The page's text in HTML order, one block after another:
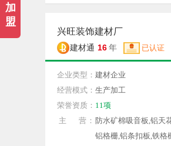
兴旺装饰建材厂
建材通 16 年 已认证
企业类型： 建材企业
经营模式： 生产加工
荣誉资质： 11项
主 营： 防水矿棉吸音板,铝天
铝格栅,铝条扣板,铁格
加
盟